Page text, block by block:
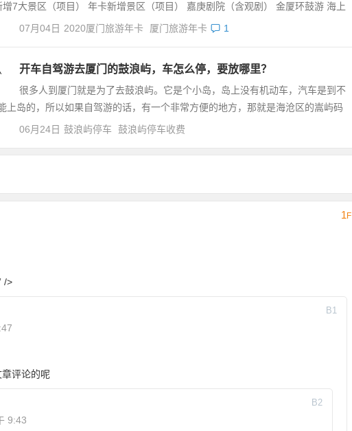
7大景区（项目） 年卡新增景区（项目） 嘉庚剧院（含观剧） 金厦环鼓游 海上
07月04日 2020厦门旅游年卡 厦门旅游年卡 1
开车自驾游去厦门的鼓浪屿，车怎么停，要放哪里？
很多人到厦门就是为了去鼓浪屿。它是个小岛，岛上没有机动车，汽车是到不
上岛的，所以如果自驾游的话，有一个非常方便的地方，那就是海沧区的嵩屿码
06月24日 鼓浪屿停车 鼓浪屿停车收费
1F
/>
B1
评论的呢
9:43
B2